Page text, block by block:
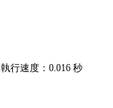
執行速度 ：0.016 秒